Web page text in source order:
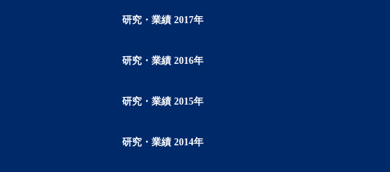
研究・業績 2017年
研究・業績 2016年
研究・業績 2015年
研究・業績 2014年